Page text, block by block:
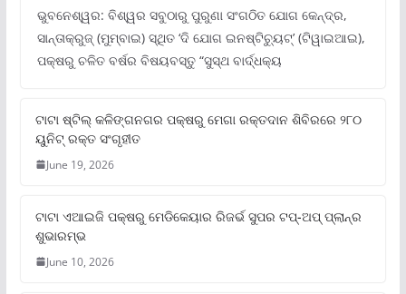
ଭୁବନେଶ୍ୱର: ବିଶ୍ୱର ସବୁଠାରୁ ପୁରୁଣା ସଂଗଠିତ ଯୋଗ କେନ୍ଦ୍ର,
ସାନ୍ତାକ୍ରୁଜ୍ (ମୁମ୍ବାଇ) ସ୍ଥିତ ‘ଦି ଯୋଗ ଇନଷ୍ଟିଚ୍ୟୁଟ୍‌’ (ଟିୱାଇଆଇ),
ପକ୍ଷରୁ ଚଳିତ ବର୍ଷର ବିଷୟବସ୍ତୁ “ସୁସ୍ଥ ବାର୍ଦ୍ଧକ୍ୟ
ଟାଟା ଷ୍ଟିଲ୍‌ କଳିଙ୍ଗନଗର ପକ୍ଷରୁ ମେଗା ରକ୍ତଦାନ ଶିବିରରେ ୨୮୦
ୟୁନିଟ୍‌ ରକ୍ତ ସଂଗୃହୀତ
June 19, 2026
ଟାଟା ଏଆଇଜି ପକ୍ଷରୁ ମେଡିକେୟାର ରିଜର୍ଭ ସୁପର ଟପ୍‌-ଅପ୍ ପ୍ଲାନ୍‌ର
ଶୁଭାରମ୍ଭ
June 10, 2026